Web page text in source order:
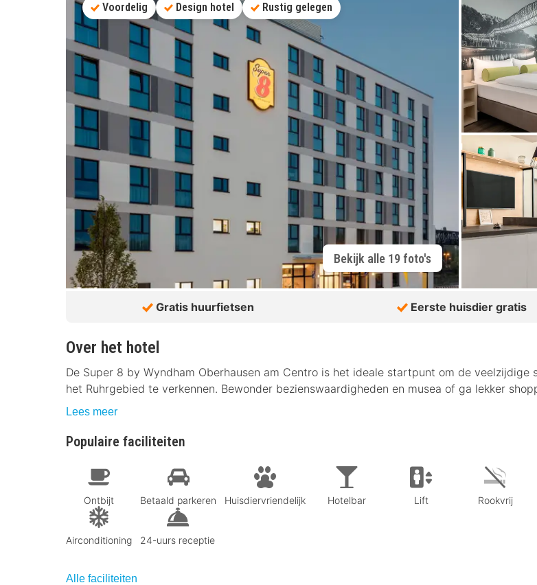
Bekijk alle 19 foto's
Voordelig Design hotel Rustig gelegen
Gratis huurfietsen Eerste huisdier gratis
Over het hotel
De Super 8 by Wyndham Oberhausen am Centro is het ideale startpunt om de veelzijdige
het Ruhrgebied te verkennen. Bewonder bezienswaardigheden en musea of ga lekker
Lees meer
Populaire faciliteiten
Ontbijt Betaald parkeren Huisdiervriendelijk Hotelbar Lift Rookvrij
Airconditioning 24-uurs receptie
Alle faciliteiten